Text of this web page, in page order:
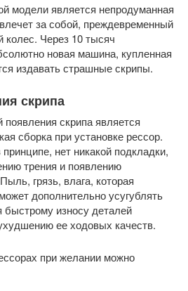
модели является непродуманная
за собой, преждевременный
колес. Через 10 тысяч
новая машина, купленная
издавать страшные скрипы.
скрипа
скрипа является
сборка при установке рессор.
нет никакой подкладки,
трения и появлению
грязь, влага, которая
дополнительно усугублять
быстрому износу деталей
ее ходовых качеств.
при желании можно